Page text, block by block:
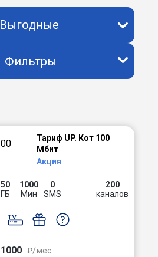
Выгодные
Фильтры
Тариф UP. Кот 100
Мбит
Акция
50
ГБ
1000
Мин
0
SMS
200
каналов
1000 ₽/мес